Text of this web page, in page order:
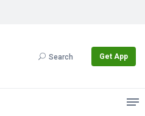
Search Get App